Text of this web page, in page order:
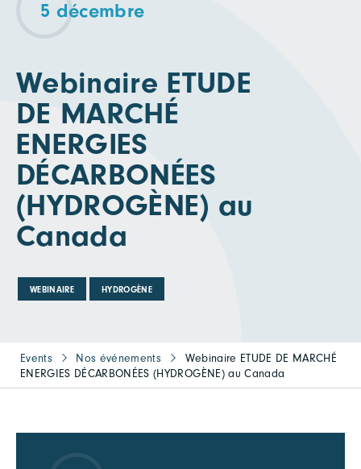
5 décembre
Webinaire ETUDE
DE MARCHÉ
ENERGIES
DÉCARBONÉES
(HYDROGÈNE) au
Canada
WEBINAIRE HYDROGÈNE
Events Nos événements
Webinaire ETUDE DE MARCHÉ
ENERGIES DÉCARBONÉES (HYDROGÈNE) au Canada